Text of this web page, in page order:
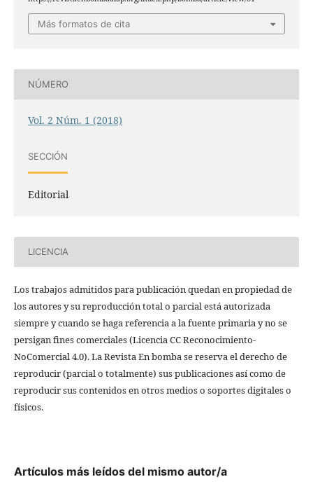
Más formatos de cita
NÚMERO
Vol. 2 Núm. 1 (2018)
SECCIÓN
Editorial
LICENCIA
Los trabajos admitidos para publicación quedan en propiedad de
los autores y su reproducción total o parcial está autorizada
siempre y cuando se haga referencia a la fuente primaria y no se
persigan fines comerciales (Licencia CC Reconocimiento-
NoComercial 4.0). La Revista En bomba se reserva el derecho de
reproducir (parcial o totalmente) sus publicaciones así como de
reproducir sus contenidos en otros medios o soportes digitales o
físicos.
Artículos más leídos del mismo autor/a